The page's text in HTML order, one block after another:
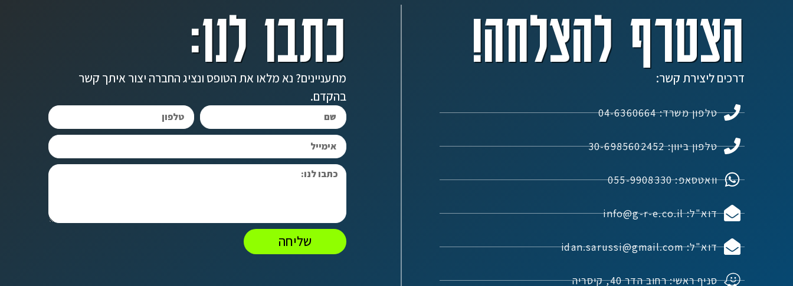
הצטרף להצלחה!
דרכים ליצירת קשר:
טלפון משרד: 04-6360664
טלפון ביוון: 30-6985602452
וואטסאפ: 055-9908330
דוא"ל: info@g-r-e.co.il
דוא"ל: idan.sarussi@gmail.com
סניף ראשי: רחוב הדר 40, קיסריה
כתבו לנו:
מתעניינים? נא מלאו את הטופס ונציג החברה יצור איתך קשר
בהקדם.
שליחה